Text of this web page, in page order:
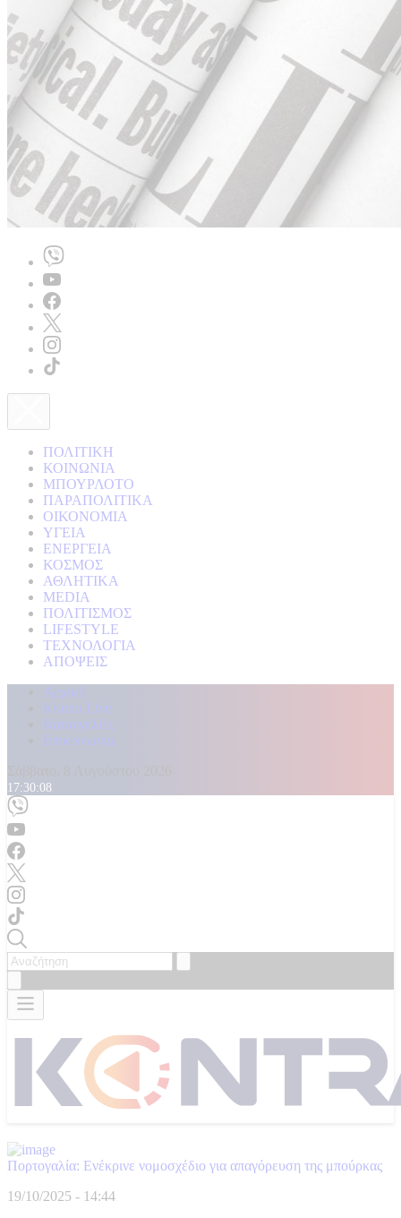
ΠΟΛΙΤΙΚΗ
ΚΟΙΝΩΝΙΑ
ΜΠΟΥΡΛΟΤΟ
ΠΑΡΑΠΟΛΙΤΙΚΑ
ΟΙΚΟΝΟΜΙΑ
ΥΓΕΙΑ
ΕΝΕΡΓΕΙΑ
ΚΟΣΜΟΣ
ΑΘΛΗΤΙΚΑ
MEDIA
ΠΟΛΙΤΙΣΜΟΣ
LIFESTYLE
ΤΕΧΝΟΛΟΓΙΑ
ΑΠΟΨΕΙΣ
Αρχική
Kontra Live
Καταγγελίες
Επικοινωνία
17:30:11
Πορτογαλία: Ενέκρινε νομοσχέδιο για απαγόρευση της μπούρκας
19/10/2025 - 14:44